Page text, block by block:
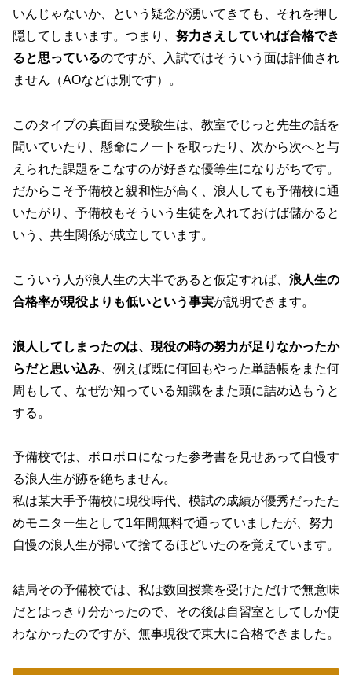
いんじゃないか、という疑念が湧いてきても、それを押し
隠してしまいます。つまり、努力さえしていれば合格でき
ると思っているのですが、入試ではそういう面は評価され
ません（AOなどは別です）。
このタイプの真面目な受験生は、教室でじっと先生の話を
聞いていたり、懸命にノートを取ったり、次から次へと与
えられた課題をこなすのが好きな優等生になりがちです。
だからこそ予備校と親和性が高く、浪人しても予備校に通
いたがり、予備校もそういう生徒を入れておけば儲かると
いう、共生関係が成立しています。
こういう人が浪人生の大半であると仮定すれば、 浪人生の
合格率が現役よりも低いという事実が説明できます。
浪人してしまったのは、現役の時の努力が足りなかったか
らだと思い込み 、例えば既に何回もやった単語帳をまた何
周もして、なぜか知っている知識をまた頭に詰め込もうと
する。
予備校では、ボロボロになった参考書を見せあって自慢す
る浪人生が跡を絶ちません。
私は某大手予備校に現役時代、模試の成績が優秀だったた
めモニター生として1年間無料で通っていましたが、努力
自慢の浪人生が掃いて捨てるほどいたのを覚えています。
結局その予備校では、私は数回授業を受けただけで無意味
だとはっきり分かったので、その後は自習室としてしか使
わなかったのですが、無事現役で東大に合格できました。